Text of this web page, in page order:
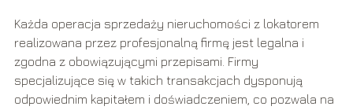
Każda operacja sprzedaży nieruchomości z lokatorem
realizowana przez profesjonalną firmę jest legalna i
zgodna z obowiązującymi przepisami. Firmy
specjalizujące się w takich transakcjach dysponują
odpowiednim kapitałem i doświadczeniem, co pozwala na